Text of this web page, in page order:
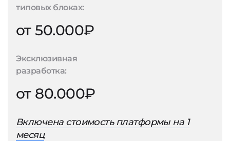
типовых блоках:
от 50.000₽
Эксклюзивная
разработка:
от 80.000₽
Включена стоимость платформы на 1
месяц